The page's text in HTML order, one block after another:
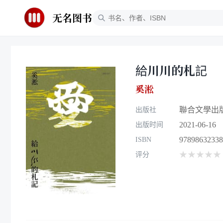
无名图书
給川川的札記
奚淞
出版社 聯合文學出
出版时间 2021-06-16
ISBN
评分 ★★★★★